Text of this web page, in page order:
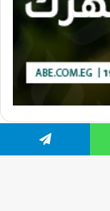
تيلقرام